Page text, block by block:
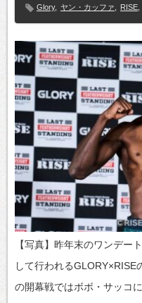
Glory, ヤン・カッファ RISE
【写真】昨年末のワンデー
して行われる
の開幕戦ではボボ・サッコ